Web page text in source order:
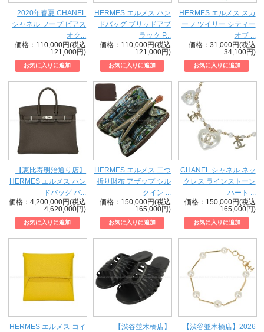
2020年春夏 CHANEL
シャネル フープ ピアス
オク...
価格：110,000円(税込
121,000円)
HERMES エルメス ハン
ドバッグ ブリッドアブ
ラック P...
価格：110,000円(税込
121,000円)
HERMES エルメス スカ
ーフ ツイリー シティー
オブ ...
価格：31,000円(税込
34,100円)
【恵比寿明治通り店】
HERMES エルメス ハン
ドバッグ バ...
価格：4,200,000円(税込
4,620,000円)
HERMES エルメス 二つ
折り財布 アザップ シル
クイン ...
価格：150,000円(税込
165,000円)
CHANEL シャネル ネッ
クレス ラインストーン
ハート ...
価格：150,000円(税込
165,000円)
HERMES エルメス コイ
【渋谷並木橋店】
【渋谷並木橋店】2026